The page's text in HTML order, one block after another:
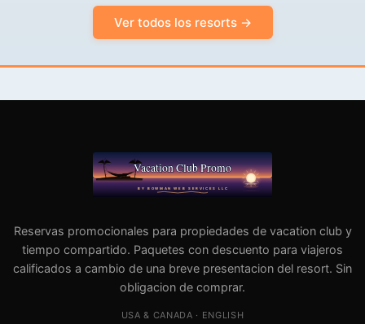
Ver todos los resorts →
Reservas promocionales para propiedades de vacation club y
tiempo compartido. Paquetes con descuento para viajeros
calificados a cambio de una breve presentacion del resort. Sin
obligacion de comprar.
USA & CANADA · ENGLISH